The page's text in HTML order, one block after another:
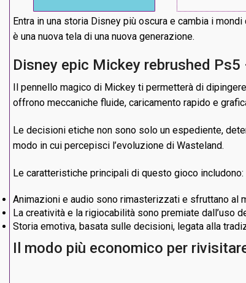
Entra in una storia Disney più oscura e cambia i
è una nuova tela di una nuova generazione.
Disney epic Mickey rebrushed
Il pennello magico di Mickey ti permetterà di
offrono meccaniche fluide, caricamento rapido e
Le decisioni etiche non sono solo un espediente,
modo in cui percepisci l’evoluzione di Wasteland.
Le caratteristiche principali di questo gioco includono:
Animazioni e audio sono rimasterizzati e sfruttano al
La creatività e la rigiocabilità sono premiate dall’uso
Storia emotiva, basata sulle decisioni, legata alla
Il modo più economico per